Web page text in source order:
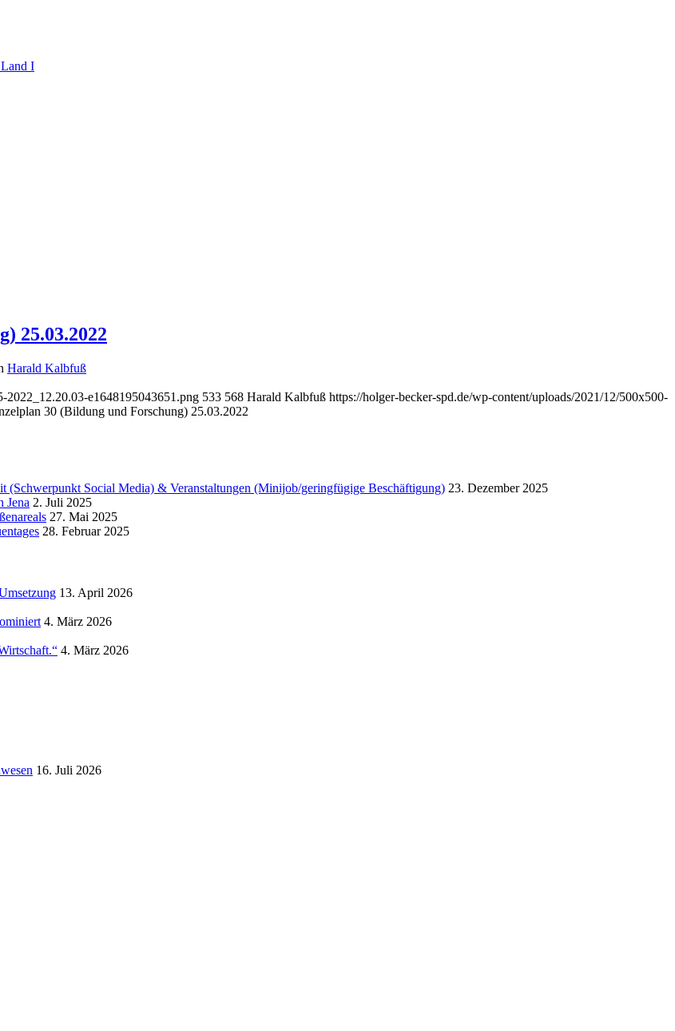
25.03.2022
Harald Kalbfuß
2022_12.20.03-e1648195043651.png 533 568 Harald Kalbfuß https://holger-becker-spd.de/wp-content/uploads/2021/12/500x500-
30 (Bildung und Forschung) 25.03.2022
(Schwerpunkt Social Media) & Veranstaltungen (Minijob/geringfügige Beschäftigung) 23. Dezember 2025
Jena 2. Juli 2025
27. Mai 2025
28. Februar 2025
13. April 2026
4. März 2026
4. März 2026
16. Juli 2026